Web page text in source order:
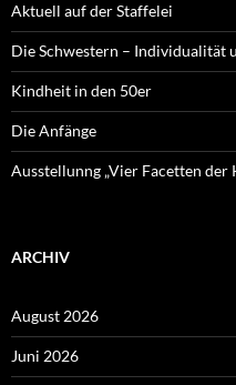
Aktuell auf der Staffelei
Die Schwestern – Individualität
Kindheit in den 50er
Die Anfänge
Ausstellunng „Vier Facetten der
ARCHIV
August 2026
Juni 2026